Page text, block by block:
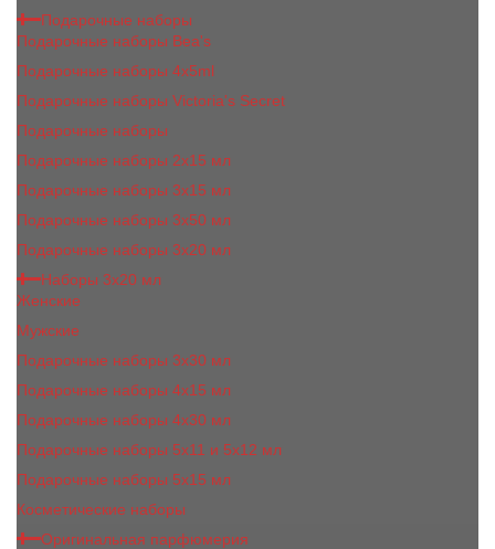
Подарочные наборы
Подарочные наборы Bea's
Подарочные наборы 4х5ml
Подарочные наборы Victoria's Secret
Подарочные наборы
Подарочные наборы 2x15 мл
Подарочные наборы 3х15 мл
Подарочные наборы 3x50 мл
Подарочные наборы 3x20 мл
Наборы 3х20 мл
Женские
Мужские
Подарочные наборы 3х30 мл
Подарочные наборы 4x15 мл
Подарочные наборы 4x30 мл
Подарочные наборы 5x11 и 5х12 мл
Подарочные наборы 5x15 мл
Косметические наборы
Оригинальная парфюмерия